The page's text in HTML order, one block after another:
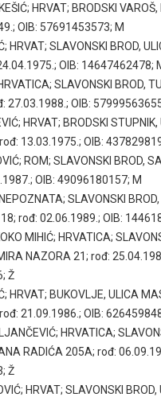
HRVAT; BRODSKI VAROŠ,
OIB: 57691453573; M
HRVAT; SLAVONSKI BROD,
OIB: 14647462478;
SLAVONSKI BROD,
27.03.1988.; OIB:
HRVAT; BRODSKI
rođ: 13.03.1975.; OIB:
ROM; SLAVONSKI BROD,
OIB: 49096180157; M
SLAVONSKI
rođ: 02.06.1989.; OIB:
MIHIĆ; HRVATICA;
NAZORA 21; rođ:
Ž
HRVAT; BUKOVLJE, ULICA
21.09.1986.; OIB:
HRVATICA;
RADIĆA 205A; rođ:
Ž
HRVAT; SLAVONSKI BROD,